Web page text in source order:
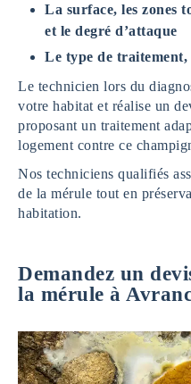
La surface, les zones
et le degré d’attaque
Le type de
Le technicien lors du
votre habitat et réalise un
proposant un traitement
logement contre ce
Nos techniciens qualifiés
de la mérule tout en
habitation.
Demandez un
la mérule à